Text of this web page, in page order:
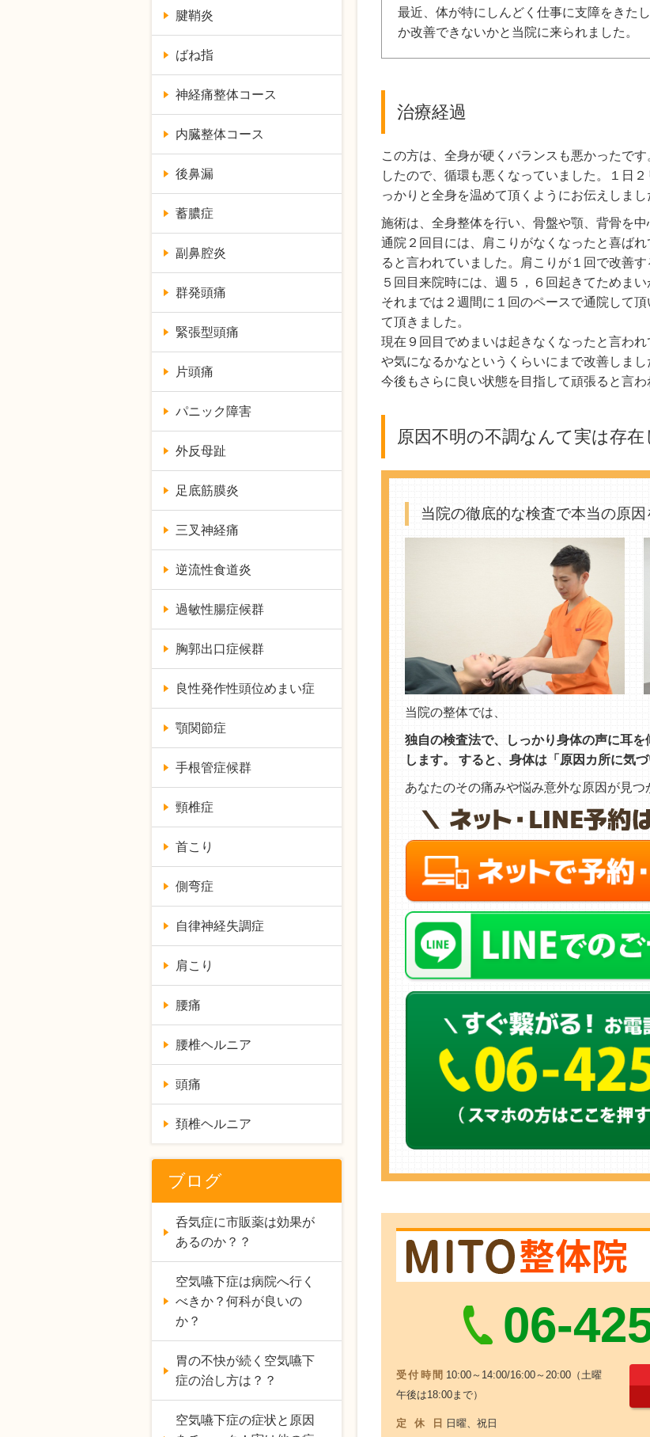
最近、体が特にしんどく仕事に支障をきた
か改善できないかと当院に来られました。
治療経過
この方は、全身が硬くバランスも悪かったで
したので、循環も悪くなっていました。１日
っかりと全身を温めて頂くようにお伝えしまし
施術は、全身整体を行い、骨盤や顎、背骨を中
通院２回目には、肩こりがなくなったと喜ば
ると言われていました。肩こりが１回で改善す
５回目来院時には、週５，６回起きてためま
それまでは２週間に１回のペースで通院して
て頂きました。
現在９回目でめまいは起きなくなったと言わ
や気になるかなというくらいにまで改善しまし
今後もさらに良い状態を目指して頑張ると言わ
原因不明の不調なんて実は存在
当院の徹底的な検査で本当の原
当院の整体では、
独自の検査法で、しっかり身体の声に耳
します。 すると、身体は「原因カ所に気
あなたのその痛みや悩み意外な原因が見つ
06-
受付時間 10:00～14:00/16:00～20:00（土曜
午後は18:00まで）
定休日 日曜、祝日
腱鞘炎
ばね指
神経痛整体コース
内臓整体コース
後鼻漏
蓄膿症
副鼻腔炎
群発頭痛
緊張型頭痛
片頭痛
パニック障害
外反母趾
足底筋膜炎
三叉神経痛
逆流性食道炎
過敏性腸症候群
胸郭出口症候群
良性発作性頭位めまい症
顎関節症
手根管症候群
頸椎症
首こり
側弯症
自律神経失調症
肩こり
腰痛
腰椎ヘルニア
頭痛
頚椎ヘルニア
ブログ
呑気症に市販薬は効果が
あるのか？？
空気嚥下症は病院へ行く
べきか？何科が良いの
か？
胃の不快が続く空気嚥下
症の治し方は？？
空気嚥下症の症状と原因